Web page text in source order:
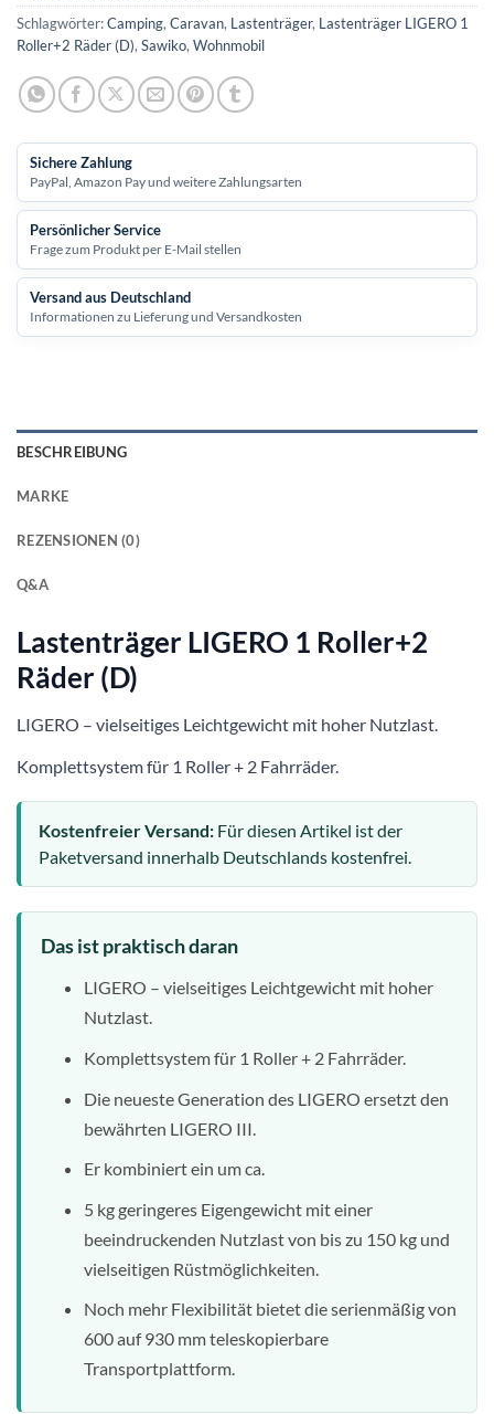
Schlagwörter:Camping, Caravan, Lastenträger, Lastenträger LIGERO 1
Roller+2 Räder (D), Sawiko, Wohnmobil
Sichere Zahlung
PayPal, Amazon Pay und weitere Zahlungsarten
Persönlicher Service
Frage zum Produkt per E-Mail stellen
Versand aus Deutschland
Informationen zu Lieferung und Versandkosten
BESCHREIBUNG
MARKE
REZENSIONEN (0)
Q&A
Lastenträger LIGERO 1 Roller+2
Räder (D)
LIGERO – vielseitiges Leichtgewicht mit hoher Nutzlast.
Komplettsystem für 1 Roller + 2 Fahrräder.
Kostenfreier Versand: Für diesen Artikel ist der
Paketversand innerhalb Deutschlands kostenfrei.
Das ist praktisch daran
LIGERO – vielseitiges Leichtgewicht mit hoher
Nutzlast.
Komplettsystem für 1 Roller + 2 Fahrräder.
Die neueste Generation des LIGERO ersetzt den
bewährten LIGERO III.
Er kombiniert ein um ca.
5 kg geringeres Eigengewicht mit einer
beeindruckenden Nutzlast von bis zu 150 kg und
vielseitigen Rüstmöglichkeiten.
Noch mehr Flexibilität bietet die serienmäßig von
600 auf 930 mm teleskopierbare
Transportplattform.